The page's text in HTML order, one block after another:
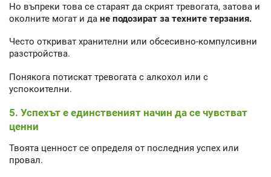
Но въпреки това се стараят да скрият тревогата, затова и
околните могат и да не подозират за техните терзания.
Често откриват хранителни или обсесивно-компулсивни
разстройства.
Понякога потискат тревогата с алкохол или с
успокоителни.
5. Успехът е единственият начин да се чувстват
ценни
Твоята ценност се определя от последния успех или
провал.